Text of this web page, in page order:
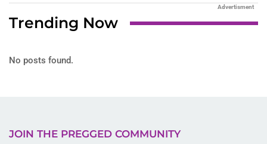
Advertisment
Trending Now
No posts found.
JOIN THE PREGGED COMMUNITY